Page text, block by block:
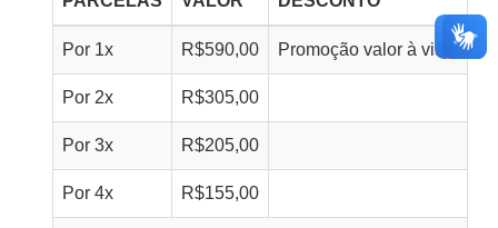
Por 1x R$590,00 Promoção valor à vista
Por 2x R$305,00
Por 3x R$205,00
Por 4x R$155,00